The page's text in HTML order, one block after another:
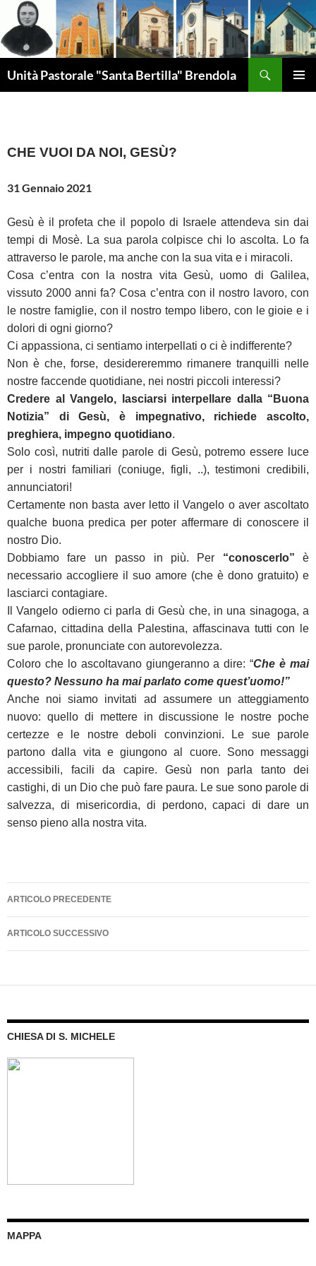
contenuto
Unità Pastorale "Santa Bertilla" Brendola
CHE VUOI DA NOI, GESÙ?
31 Gennaio 2021
Gesù è il profeta che il popolo di Israele attendeva sin dai
tempi di Mosè. La sua parola colpisce chi lo ascolta. Lo fa
attraverso le parole, ma anche con la sua vita e i miracoli.
Cosa c’entra con la nostra vita Gesù, uomo di Galilea,
vissuto 2000 anni fa? Cosa c’entra con il nostro lavoro, con
le nostre famiglie, con il nostro tempo libero, con le gioie e i
dolori di ogni giorno?
Ci appassiona, ci sentiamo interpellati o ci è indifferente?
Non è che, forse, desidereremmo rimanere tranquilli nelle
nostre faccende quotidiane, nei nostri piccoli interessi?
Credere al Vangelo, lasciarsi interpellare dalla “Buona
Notizia” di Gesù, è impegnativo, richiede ascolto,
preghiera, impegno quotidiano.
Solo così, nutriti dalle parole di Gesù, potremo essere luce
per i nostri familiari (coniuge, figli, ..), testimoni credibili,
annunciatori!
Certamente non basta aver letto il Vangelo o aver ascoltato
qualche buona predica per poter affermare di conoscere il
nostro Dio.
Dobbiamo fare un passo in più. Per “conoscerlo” è
necessario accogliere il suo amore (che è dono gratuito) e
lasciarci contagiare.
Il Vangelo odierno ci parla di Gesù che, in una sinagoga, a
Cafarnao, cittadina della Palestina, affascinava tutti con le
sue parole, pronunciate con autorevolezza.
Coloro che lo ascoltavano giungeranno a dire: “Che è mai
questo? Nessuno ha mai parlato come quest’uomo!”
Anche noi siamo invitati ad assumere un atteggiamento
nuovo: quello di mettere in discussione le nostre poche
certezze e le nostre deboli convinzioni. Le sue parole
partono dalla vita e giungono al cuore. Sono messaggi
accessibili, facili da capire. Gesù non parla tanto dei
castighi, di un Dio che può fare paura. Le sue sono parole di
salvezza, di misericordia, di perdono, capaci di dare un
senso pieno alla nostra vita.
Navigazione
articolo
ARTICOLO PRECEDENTE
ARTICOLO SUCCESSIVO
CHIESA DI S. MICHELE
MAPPA